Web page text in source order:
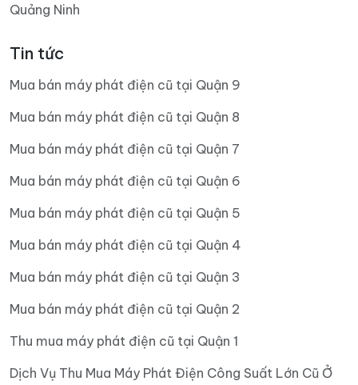
Quảng Ninh
Tin tức
Mua bán máy phát điện cũ tại Quận 9
Mua bán máy phát điện cũ tại Quận 8
Mua bán máy phát điện cũ tại Quận 7
Mua bán máy phát điện cũ tại Quận 6
Mua bán máy phát điện cũ tại Quận 5
Mua bán máy phát điện cũ tại Quận 4
Mua bán máy phát điện cũ tại Quận 3
Mua bán máy phát điện cũ tại Quận 2
Thu mua máy phát điện cũ tại Quận 1
Dịch Vụ Thu Mua Máy Phát Điện Công Suất Lớn Cũ Ở